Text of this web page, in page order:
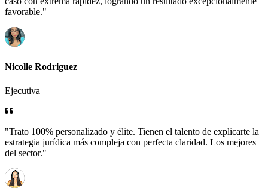
favorable."
Nicolle Rodriguez
Ejecutiva
"Trato 100% personalizado y élite. Tienen el talento de explicarte la
estrategia jurídica más compleja con perfecta claridad. Los mejores
del sector."